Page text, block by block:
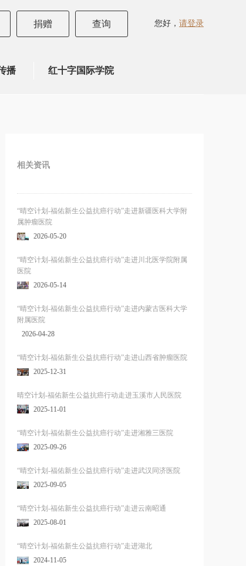
您好， 请登录
查询
捐赠
播 红十字国际学院
相关资讯
“晴空计划-福佑新生公益抗癌行动”走进新疆医科大学附
属肿瘤医院
2026-05-20
“晴空计划-福佑新生公益抗癌行动”走进川北医学院附属
医院
2026-05-14
“晴空计划-福佑新生公益抗癌行动”走进内蒙古医科大学
附属医院
2026-04-28
“晴空计划-福佑新生公益抗癌行动”走进山西省肿瘤医院
2025-12-31
晴空计划-福佑新生公益抗癌行动走进玉溪市人民医院
2025-11-01
“晴空计划-福佑新生公益抗癌行动”走进湘雅三医院
2025-09-26
“晴空计划-福佑新生公益抗癌行动”走进武汉同济医院
2025-09-05
“晴空计划-福佑新生公益抗癌行动”走进云南昭通
2025-08-01
“晴空计划-福佑新生公益抗癌行动”走进湖北
2024-11-05